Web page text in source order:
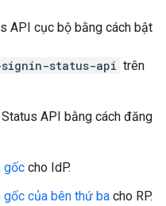
API cục bộ bằng cách bật
status-api trên
API bằng cách đăng
gốc cho IdP.
gốc của bên thứ ba cho RP.